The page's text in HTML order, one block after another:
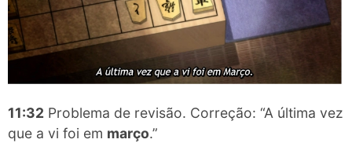
11:32 Problema de revisão. Correção: “A última vez
que a vi foi em março.”